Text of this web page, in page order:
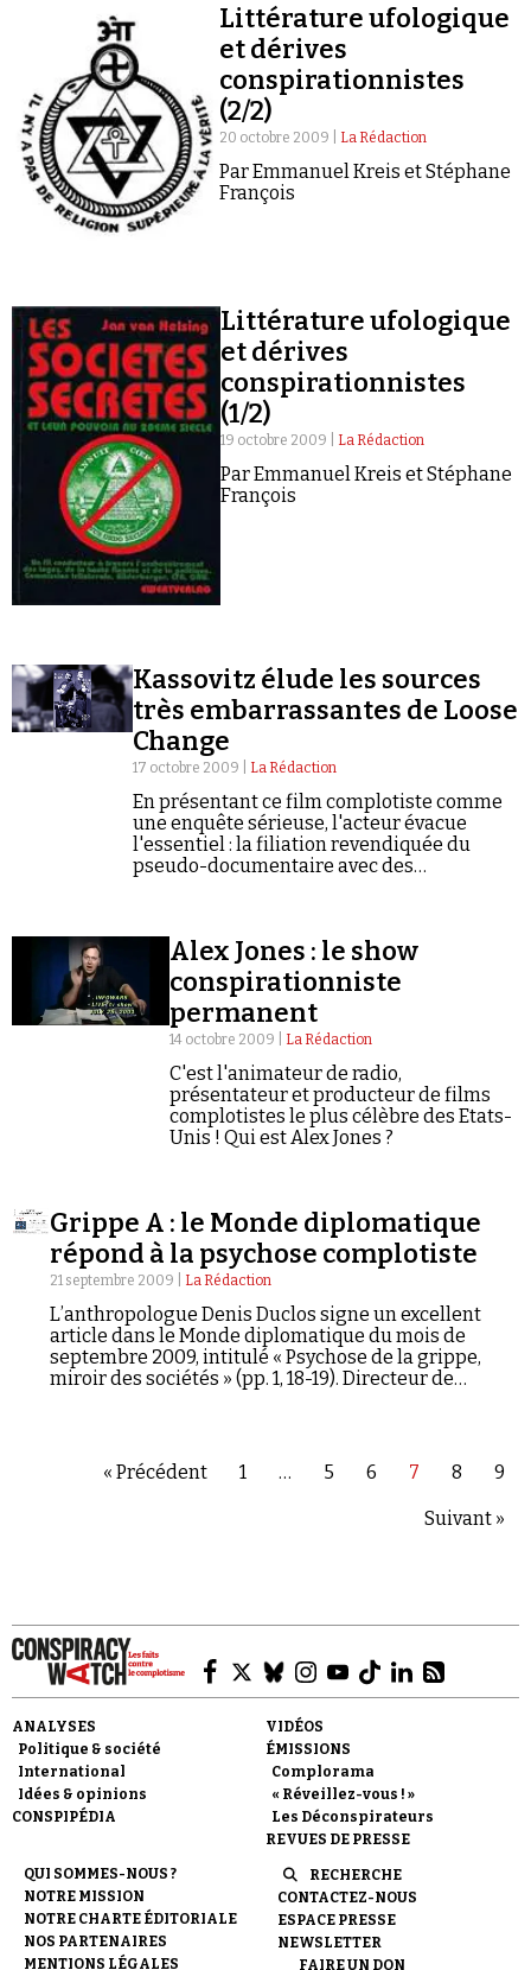
Bérengère Krief, Edouard Demanche, Etienne
Bareth et Divad Oukbi.
Littérature ufologique
et dérives
conspirationnistes
(2/2)
20 octobre 2009 | La Rédaction
Par Emmanuel Kreis et Stéphane
François
Littérature ufologique
et dérives
conspirationnistes
(1/2)
19 octobre 2009 | La Rédaction
Par Emmanuel Kreis et Stéphane
François
Kassovitz élude les sources
très embarrassantes de Loose
Change
17 octobre 2009 | La Rédaction
En présentant ce film complotiste comme
une enquête sérieuse, l'acteur évacue
l'essentiel : la filiation revendiquée du
pseudo-documentaire avec des
Alex Jones : le show
conspirationniste
permanent
14 octobre 2009 | La Rédaction
C'est l'animateur de radio,
présentateur et producteur de films
complotistes le plus célèbre des Etats-
Unis ! Qui est Alex Jones ?
Grippe A : le Monde diplomatique
répond à la psychose complotiste
21 septembre 2009 | La Rédaction
L’anthropologue Denis Duclos signe un excellent
article dans le Monde diplomatique du mois de
septembre 2009, intitulé « Psychose de la grippe,
miroir des sociétés » (pp. 1, 18-19). Directeur de
consacre la dernière partie de son texte à la
propagation, via Internet, des rumeurs les plus
infondées accusant l’OMS, Barack Obama, David
Rockfeller, George Soros ou les « Illuminati » – ces «
« Précédent 1 … 5 6 7 8 9
Suivant »
ANALYSES
Politique & société
International
Idées & opinions
CONSPIPÉDIA
VIDÉOS
ÉMISSIONS
Complorama
« Réveillez-vous ! »
Les Déconspirateurs
REVUES DE PRESSE
QUI SOMMES-NOUS ?
NOTRE MISSION
NOTRE CHARTE ÉDITORIALE
NOS PARTENAIRES
MENTIONS LÉGALES
RECHERCHE
CONTACTEZ-NOUS
ESPACE PRESSE
NEWSLETTER
FAIRE UN DON